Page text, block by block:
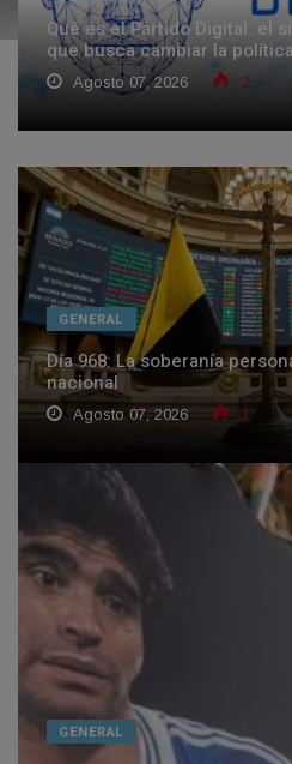
Qué es el Partido Digital: el
que busca cambiar la
Agosto 07, 2026 2
GENERAL
Día 968: La soberanía
nacional
Agosto 07, 2026 1
GENERAL